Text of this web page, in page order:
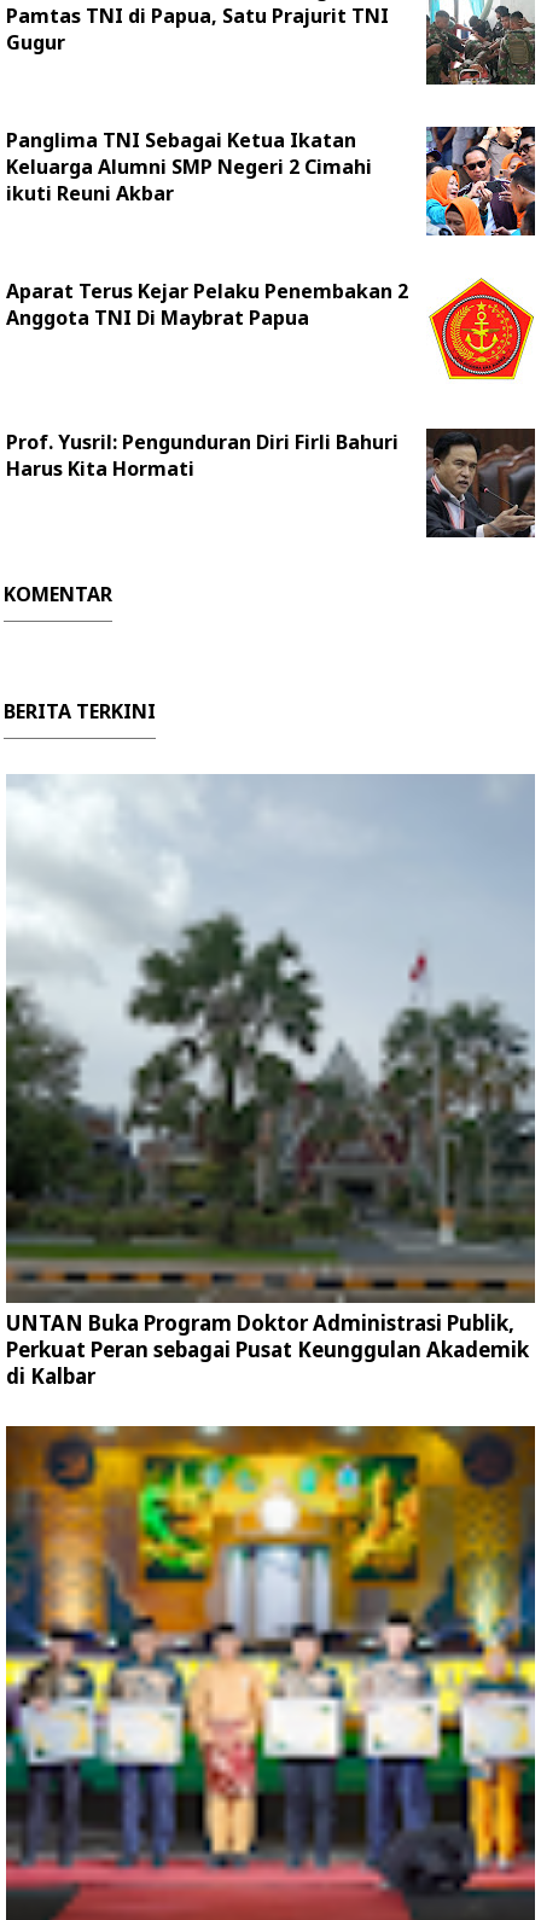
Pamtas TNI di Papua, Satu Prajurit TNI
Gugur
Panglima TNI Sebagai Ketua Ikatan
Keluarga Alumni SMP Negeri 2 Cimahi
ikuti Reuni Akbar
Aparat Terus Kejar Pelaku Penembakan 2
Anggota TNI Di Maybrat Papua
Prof. Yusril: Pengunduran Diri Firli Bahuri
Harus Kita Hormati
KOMENTAR
BERITA TERKINI
UNTAN Buka Program Doktor Administrasi Publik,
Perkuat Peran sebagai Pusat Keunggulan Akademik
di Kalbar